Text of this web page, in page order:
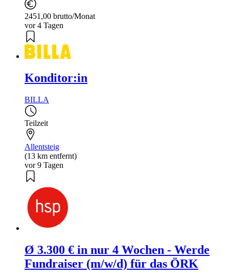
2451,00 brutto/Monat
vor 4 Tagen
Konditor:in
BILLA
Teilzeit
Allentsteig
(13 km entfernt)
vor 9 Tagen
Ø 3.300 € in nur 4 Wochen - Werde
Fundraiser (m/w/d) für das ÖRK